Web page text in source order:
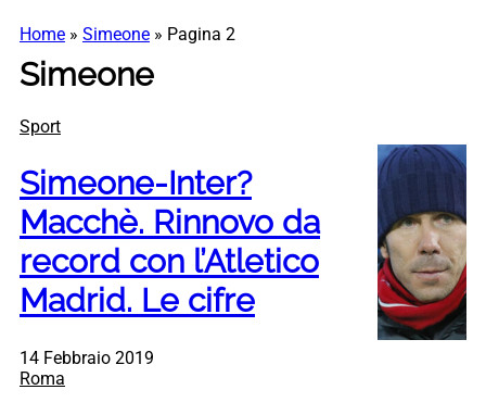
Home » Simeone » Pagina 2
Simeone
Sport
Simeone-Inter?
Macchè. Rinnovo da
record con l’Atletico
Madrid. Le cifre
14 Febbraio 2019
Roma